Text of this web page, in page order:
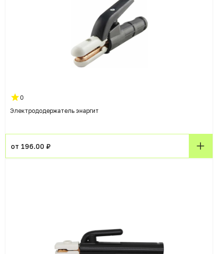
0
Электрододержатель энаргит
от 196.00 ₽